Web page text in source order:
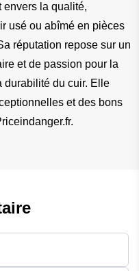
envers la qualité,
usé ou abîmé en pièces
réputation repose sur un
et de passion pour la
durabilité du cuir. Elle
et des bons